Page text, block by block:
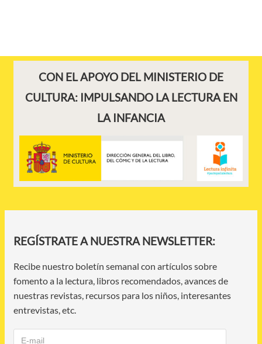
CON EL APOYO DEL MINISTERIO DE
CULTURA: IMPULSANDO LA LECTURA EN
LA INFANCIA
REGÍSTRATE A NUESTRA NEWSLETTER:
Recibe nuestro boletín semanal con artículos sobre
fomento a la lectura, libros recomendados, avances de
nuestras revistas, recursos para los niños, interesantes
entrevistas, etc.